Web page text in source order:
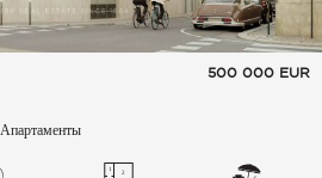
500 000 EUR
Апартаменты